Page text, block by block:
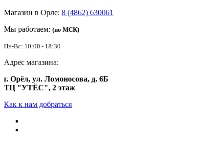
Магазин в Орле: 8 (4862) 630061
Мы работаем: (по МСК)
Пн-Вс: 10:00 - 18:30
Адрес магазина:
г. Орёл, ул. Ломоносова, д. 6Б
ТЦ "УТЁС", 2 этаж
Как к нам добраться